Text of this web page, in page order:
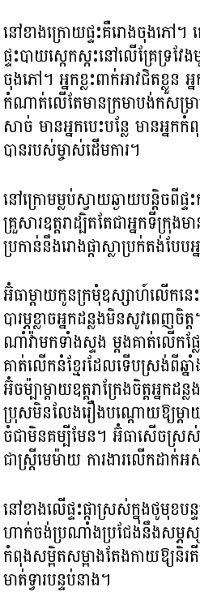
នៅខាងក្រោយផ្ទះគឺរោងចុងភៅ។
ផ្ទះបាយស្កេកស្កះនៅលើគ្រែទ្រ
ចុងភៅ។ អ្នកខ្លះពាក់អាវជិតខ្លួន
កំណាត់លើតែមានក្រមាបង់កសម្
សាច់ មានអ្នកបេះបន្លែ មានអ្នក
បានរបស់ម្ចាស់ដើមការ។
នៅក្រោមម្លប់ស្វាយឆ្ងាយបន្តិចពីផ្ទ
គ្រួសារឧត្តរាដ្បិតតែជាអ្នកទីក្រុង
ប្រកាន់នឹងរោងផ្កាស្លាប្រក់តង់ប
អ៊ំធាម្ដាយកូនក្រមុំឧស្សាហ៍លើក
បារម្ភខ្លាចអ្នកដន្លងមិនសូវពេញចិ
ណាំវ៉ាមកទាំងស្ទង ម្តងគាត់លើកផ្
គាត់លើកនំខ្មែរដែលទើបស្រង់ពីឆ្
អ៊ំចម៉្បាម្តាយឧត្ដរាក្រែងចិត្តអ្ន
ប្រុសមិនលែងរឿងបណ្ដោយឱ្យម្ដា
ចំជាមិនគម្បីមែន។ អ៊ំធាសើចស្រ
ជាស្ត្រីមេម៉ាយ ការងារលើកដា
នៅខាងលើផ្ទះផ្កាស្រស់ក្នុងថូមុខ
ហាក់ចង់ប្រណាំងប្រជែងនឹងសម្ភស្
កំពុងសម្អិតសម្អាងតែងកាយឱ្យនិ
មាត់ទ្វារបន្ទប់នាង។